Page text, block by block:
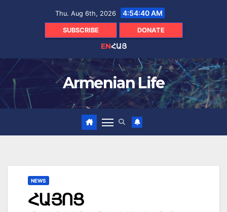
Thu. Aug 6th, 2026 4:54:42 AM
SUBSCRIBE DONATE
ENՀԱՅ
Armenian Life
NEWS
ՀԱՅՈՑ